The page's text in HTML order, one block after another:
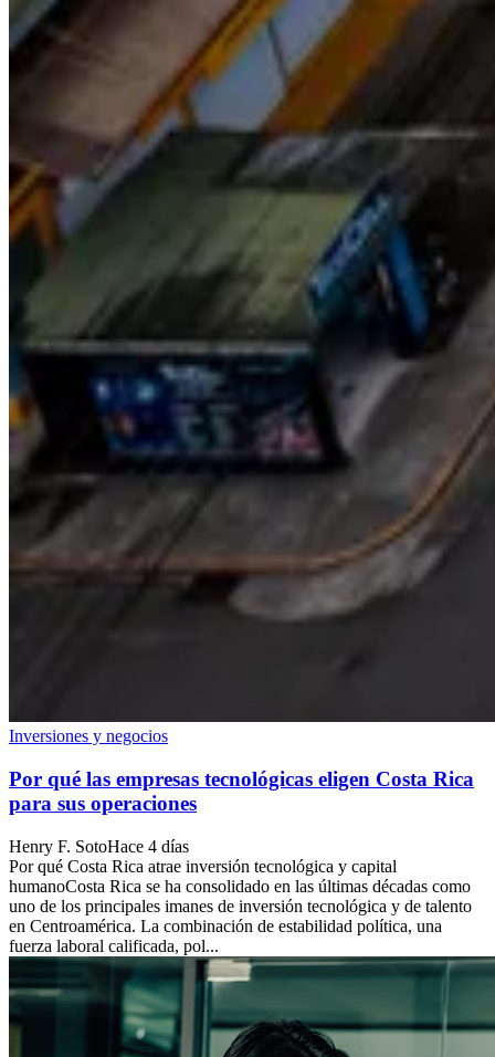
Inversiones y negocios
Por qué las empresas tecnológicas eligen Costa Rica
para sus operaciones
Henry F. SotoHace 4 días
Por qué Costa Rica atrae inversión tecnológica y capital
humanoCosta Rica se ha consolidado en las últimas décadas como
uno de los principales imanes de inversión tecnológica y de talento
en Centroamérica. La combinación de estabilidad política, una
fuerza laboral calificada, pol...